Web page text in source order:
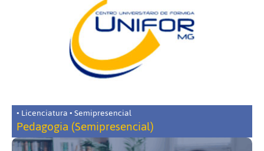
• Licenciatura • Semipresencial
Pedagogia (Semipresencial)